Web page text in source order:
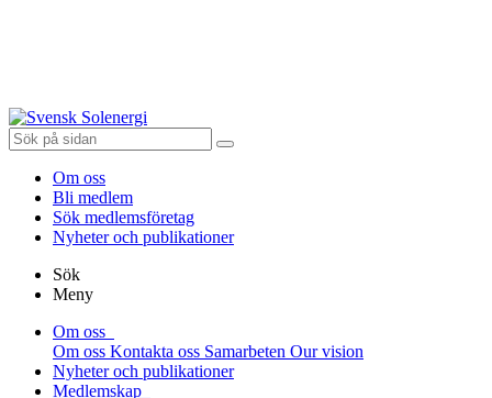
Om oss
Bli medlem
Sök medlemsföretag
Nyheter och publikationer
Sök
Meny
Om oss
Om oss Kontakta oss Samarbeten Our vision
Nyheter och publikationer
Medlemskap